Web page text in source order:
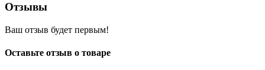
Отзывы
Ваш отзыв будет первым!
Оставьте отзыв о товаре